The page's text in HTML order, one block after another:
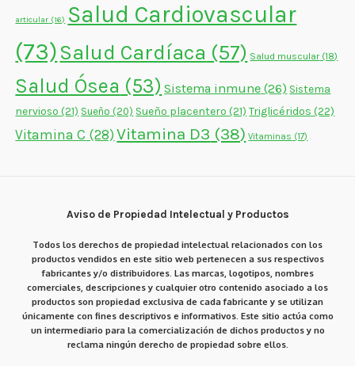
articular (16) Salud Cardiovascular
(73)Salud Cardíaca (57) Salud muscular(18)
Salud Ósea (53) Sistema inmune (26) Sistema
nervioso (21) Sueño (20) Sueño placentero (21) Triglicéridos (22)
Vitamina C (28) Vitamina D3 (38) Vitaminas (17)
Aviso de Propiedad Intelectual y Productos
Todos los derechos de propiedad intelectual relacionados con los
productos vendidos en este sitio web pertenecen a sus respectivos
fabricantes y/o distribuidores. Las marcas, logotipos, nombres
comerciales, descripciones y cualquier otro contenido asociado a los
productos son propiedad exclusiva de cada fabricante y se utilizan
únicamente con fines descriptivos e informativos. Este sitio actúa como
un intermediario para la comercialización de dichos productos y no
reclama ningún derecho de propiedad sobre ellos.